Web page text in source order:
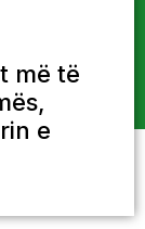
më të
e